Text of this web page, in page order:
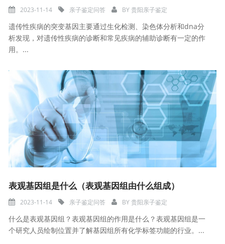
2023-11-14 亲子鉴定问答 BY贵阳亲子鉴定
遗传性疾病的突变基因主要通过生化检测、染色体分析和dna分
析发现，对遗传性疾病的诊断和常见疾病的辅助诊断有一定的作
用。...
表观基因组是什么（表观基因组由什么组成）
2023-11-14 亲子鉴定问答 BY贵阳亲子鉴定
什么是表观基因组？表观基因组的作用是什么？表观基因组是一
个研究人员绘制位置并了解基因组所有化学标签功能的行业。...